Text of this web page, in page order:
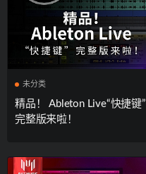
未分类
精品！ Ableton Live“快捷键”
完整版来啦！